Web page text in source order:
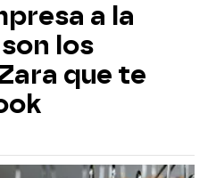
a la
los
que te